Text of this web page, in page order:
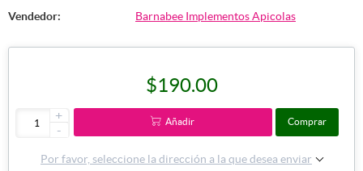
Vendedor:
Barnabee Implementos Apicolas
$190.00
+
-
Añadir Comprar
Por favor, seleccione la dirección a la que desea enviar